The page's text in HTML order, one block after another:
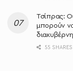
Τσίπρας:
μπορούν
55 SHARES